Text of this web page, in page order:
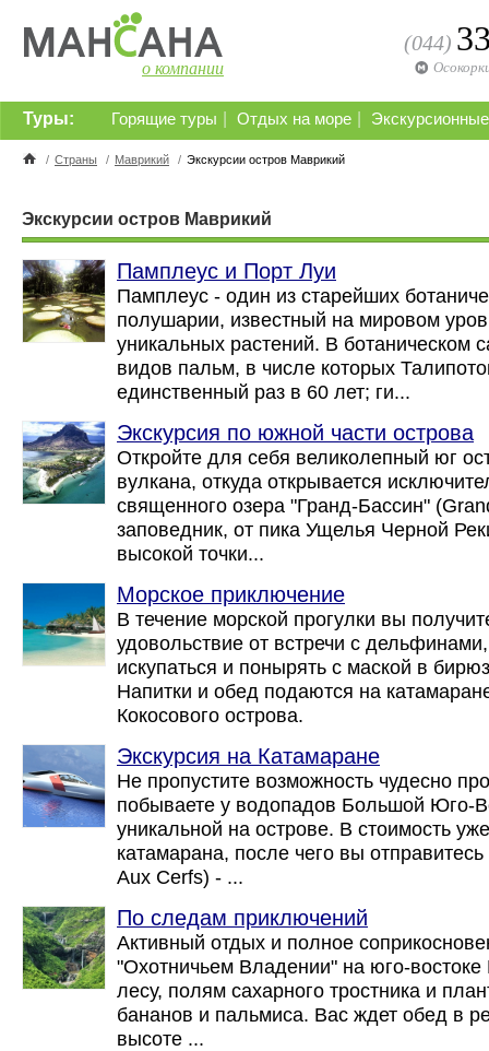
о компании
(044)
Горящие туры Отдых на море
Туры:
/ Страны / Маврикий / Экскурсии остров Маврикий
Экскурсии остров Маврикий
Памплеус и Порт Луи
Памплеус - один из старейших
полушарии, известный на мировом
уникальных растений. В ботаническом
видов пальм, в числе которых
единственный раз в 60 лет; ги...
Экскурсия по южной части острова
Откройте для себя великолепный юг
вулкана, откуда открывается
священного озера "Гранд-Бассин"
заповедник, от пика Ущелья Черной
высокой точки...
Морское приключение
В течение морской прогулки вы
удовольствие от встречи с
искупаться и понырять с маской в
Напитки и обед подаются на
Кокосового острова.
Экскурсия на Катамаране
Не пропустите возможность чудесно
побываете у водопадов Большой Юго-
уникальной на острове. В стоимость
катамарана, после чего вы
Aux Cerfs) - ...
По следам приключений
Активный отдых и полное
"Охотничьем Владении" на юго-
лесу, полям сахарного тростника и
бананов и пальмиса. Вас ждет обед в
высоте ...